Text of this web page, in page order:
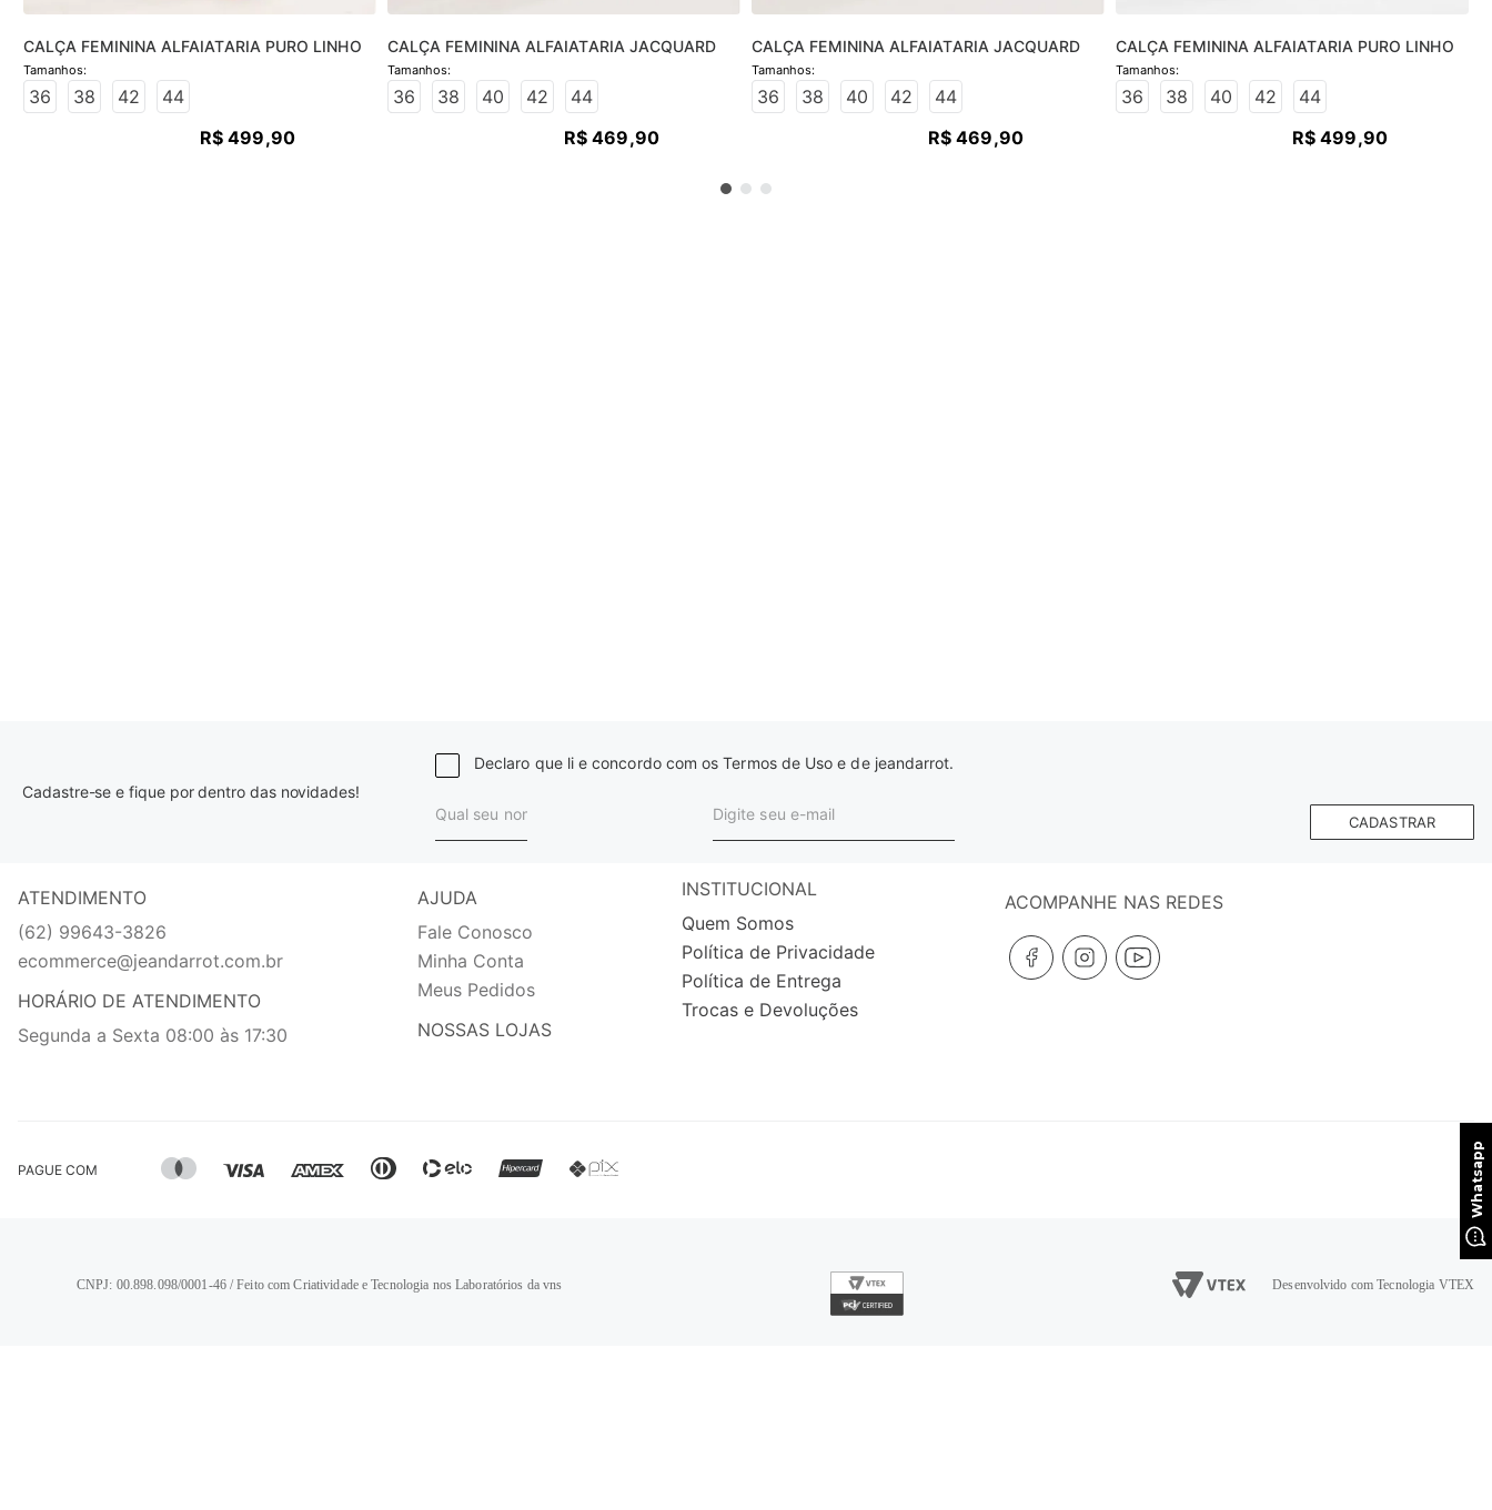
CALÇA FEMININA ALFAIATARIA PURO LINHO
36 38 42
44
R$ 499,90
CALÇA FEMININA ALFAIATARIA JACQUARD
36 38 40 42
44
R$ 469,90
CALÇA FEMININA ALFAIATARIA JACQUARD
36 38 40 42
44
R$ 469,90
CALÇA FEMININA ALFAIATARIA PURO LINHO
36 38 40 42
44
R$ 499,90
Cadastre-se e fique por dentro das novidades!
Declaro que li e concordo com os Termos de Uso e de jeandarrot.
CADASTRAR
ATENDIMENTO
(62) 99643-3826
ecommerce@jeandarrot.com.br
HORÁRIO DE ATENDIMENTO
Segunda a Sexta 08:00 às 17:30
AJUDA
Fale Conosco
Minha Conta
Meus Pedidos
NOSSAS LOJAS
INSTITUCIONAL
Quem Somos
Política de Privacidade
Política de Entrega
Trocas e Devoluções
ACOMPANHE NAS REDES
PAGUE COM
CNPJ: 00.898.098/0001-46 / Feito com Criatividade e Tecnologia nos Laboratórios da vns Desenvolvido com Tecnologia VTEX